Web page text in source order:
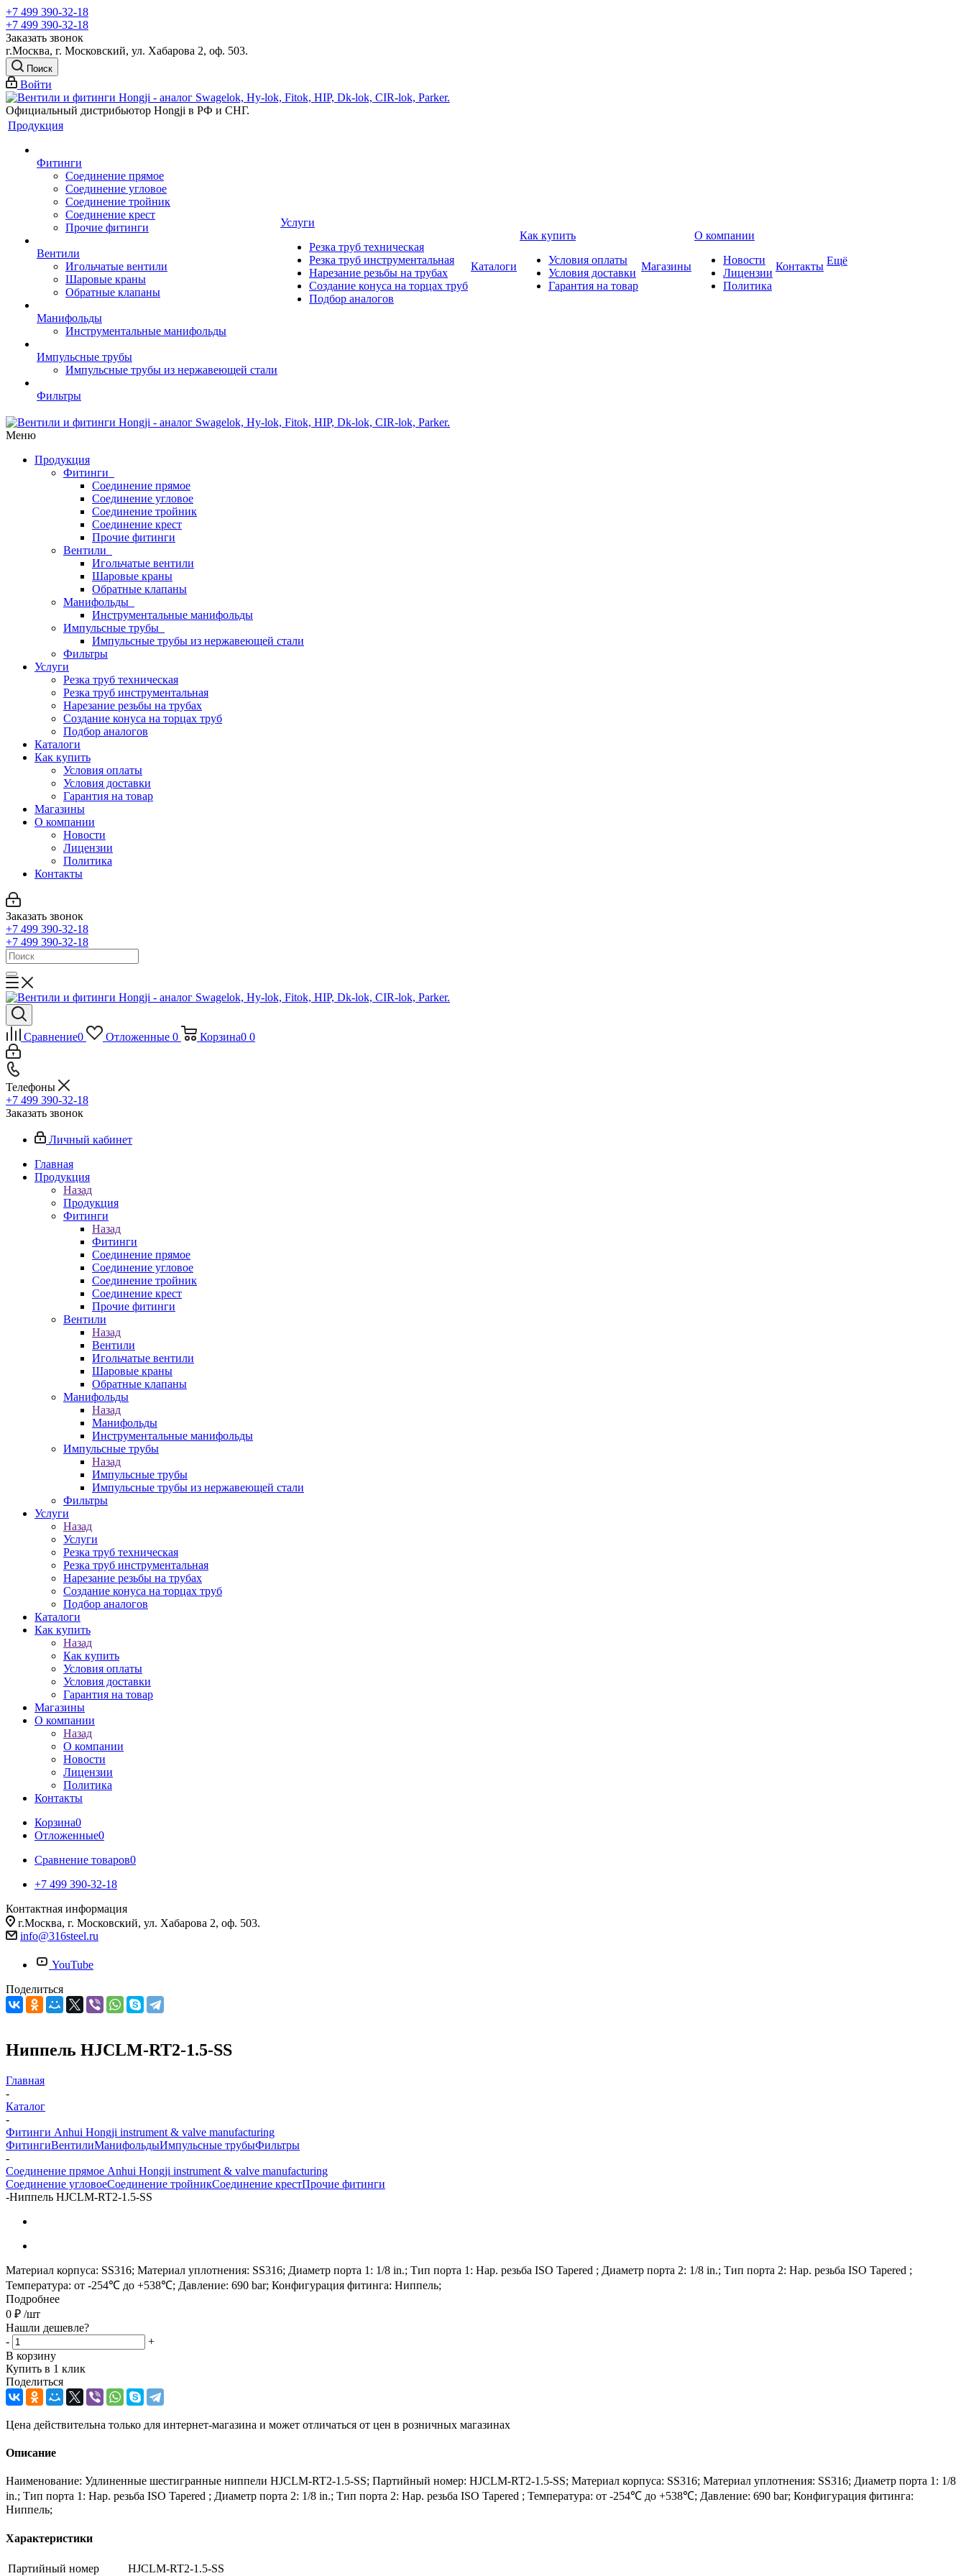
+7 499 390-32-18
+7 499 390-32-18
Заказать звонок
г.Москва, г. Московский, ул. Хабарова 2, оф. 503.
Поиск
Войти
Официальный дистрибьютор Hongji в РФ и СНГ.
Продукция
Фитинги
Соединение прямое
Соединение угловое
Соединение тройник
Соединение крест
Прочие фитинги
Вентили
Игольчатые вентили
Шаровые краны
Обратные клапаны
Манифольды
Инструментальные манифольды
Импульсные трубы
Импульсные трубы из нержавеющей стали
Фильтры
Услуги
Резка труб техническая
Резка труб инструментальная
Нарезание резьбы на трубах
Создание конуса на торцах труб
Подбор аналогов
Каталоги
Как купить
Условия оплаты
Условия доставки
Гарантия на товар
Магазины
О компании
Новости
Лицензии
Политика
Контакты Ещё
Меню
Продукция
Фитинги
Соединение прямое
Соединение угловое
Соединение тройник
Соединение крест
Прочие фитинги
Вентили
Игольчатые вентили
Шаровые краны
Обратные клапаны
Манифольды
Инструментальные манифольды
Импульсные трубы
Импульсные трубы из нержавеющей стали
Фильтры
Услуги
Резка труб техническая
Резка труб инструментальная
Нарезание резьбы на трубах
Создание конуса на торцах труб
Подбор аналогов
Каталоги
Как купить
Условия оплаты
Условия доставки
Гарантия на товар
Магазины
О компании
Новости
Лицензии
Политика
Контакты
Заказать звонок
+7 499 390-32-18
+7 499 390-32-18
Сравнение0 Отложенные 0 Корзина0 0
Телефоны
+7 499 390-32-18
Заказать звонок
Личный кабинет
Главная
Продукция
Назад
Продукция
Фитинги
Назад
Фитинги
Соединение прямое
Соединение угловое
Соединение тройник
Соединение крест
Прочие фитинги
Вентили
Назад
Вентили
Игольчатые вентили
Шаровые краны
Обратные клапаны
Манифольды
Назад
Манифольды
Инструментальные манифольды
Импульсные трубы
Назад
Импульсные трубы
Импульсные трубы из нержавеющей стали
Фильтры
Услуги
Назад
Услуги
Резка труб техническая
Резка труб инструментальная
Нарезание резьбы на трубах
Создание конуса на торцах труб
Подбор аналогов
Каталоги
Как купить
Назад
Как купить
Условия оплаты
Условия доставки
Гарантия на товар
Магазины
О компании
Назад
О компании
Новости
Лицензии
Политика
Контакты
Корзина0
Отложенные0
Сравнение товаров0
+7 499 390-32-18
Контактная информация
г.Москва, г. Московский, ул. Хабарова 2, оф. 503.
info@316steel.ru
YouTube
Поделиться
Ниппель HJCLM-RT2-1.5-SS
Главная
-
Каталог
-
Фитинги Anhui Hongji instrument & valve manufacturing
ФитингиВентилиМанифольдыИмпульсные трубыФильтры
-
Соединение прямое Anhui Hongji instrument & valve manufacturing
Соединение угловоеСоединение тройникСоединение крестПрочие фитинги
-Ниппель HJCLM-RT2-1.5-SS
Материал корпуса: SS316; Материал уплотнения: SS316; Диаметр порта 1: 1/8 in.; Тип порта 1: Нар. резьба ISO Tapered ; Диаметр порта 2: 1/8 in.; Тип порта 2: Нар. резьба ISO Tapered ;
Температура: от -254℃ до +538℃; Давление: 690 bar; Конфигурация фитинга: Ниппель;
Подробнее
0 ₽ /шт
Нашли дешевле?
-
+
В корзину
Купить в 1 клик
Поделиться
Цена действительна только для интернет-магазина и может отличаться от цен в розничных магазинах
Описание
Наименование: Удлиненные шестигранные ниппели HJCLM-RT2-1.5-SS; Партийный номер: HJCLM-RT2-1.5-SS; Материал корпуса: SS316; Материал уплотнения: SS316; Диаметр порта 1: 1/8
in.; Тип порта 1: Нар. резьба ISO Tapered ; Диаметр порта 2: 1/8 in.; Тип порта 2: Нар. резьба ISO Tapered ; Температура: от -254℃ до +538℃; Давление: 690 bar; Конфигурация фитинга:
Ниппель;
Характеристики
Партийный номер HJCLM-RT2-1.5-SS